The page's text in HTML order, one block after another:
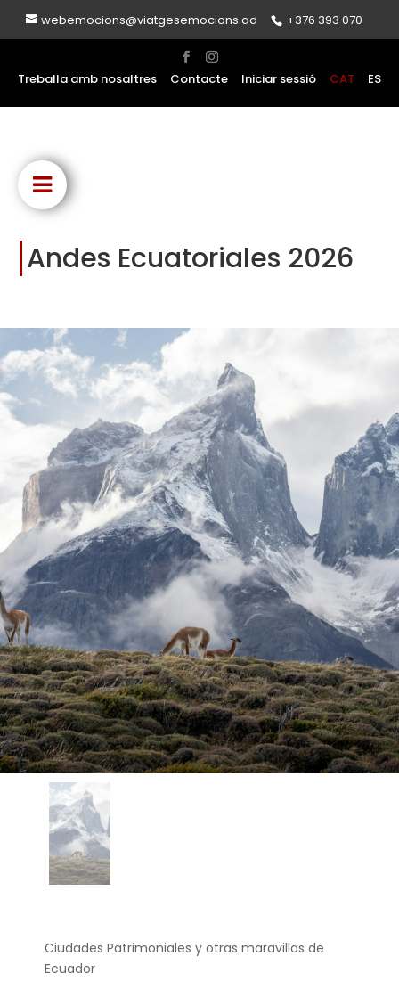
webemocions@viatgesemocions.ad +376 393 070
Treballa amb nosaltres Contacte Iniciar sessió CAT ES
Andes Ecuatoriales 2026
Ciudades Patrimoniales y otras maravillas de
Ecuador